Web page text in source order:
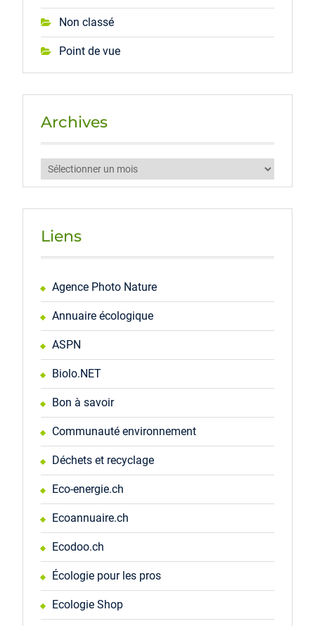
Non classé
Point de vue
Archives
Archives
Liens
Agence Photo Nature
Annuaire écologique
ASPN
Biolo.NET
Bon à savoir
Communauté environnement
Déchets et recyclage
Eco-energie.ch
Ecoannuaire.ch
Ecodoo.ch
Écologie pour les pros
Ecologie Shop